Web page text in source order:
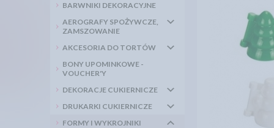
BARWNIKI DEKORACYJNE
AEROGRAFY SPOŻYWCZE,
ZAMSZOWANIE
AKCESORIA DO TORTÓW
BONY UPOMINKOWE -
VOUCHER'Y
DEKORACJE CUKIERNICZE
DRUKARKI CUKIERNICZE
FORMY I WYKROJNIKI